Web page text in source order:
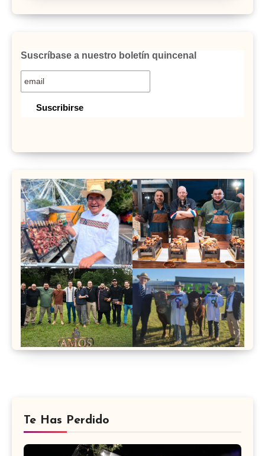
Suscríbase a nuestro boletín quincenal
Te Has Perdido